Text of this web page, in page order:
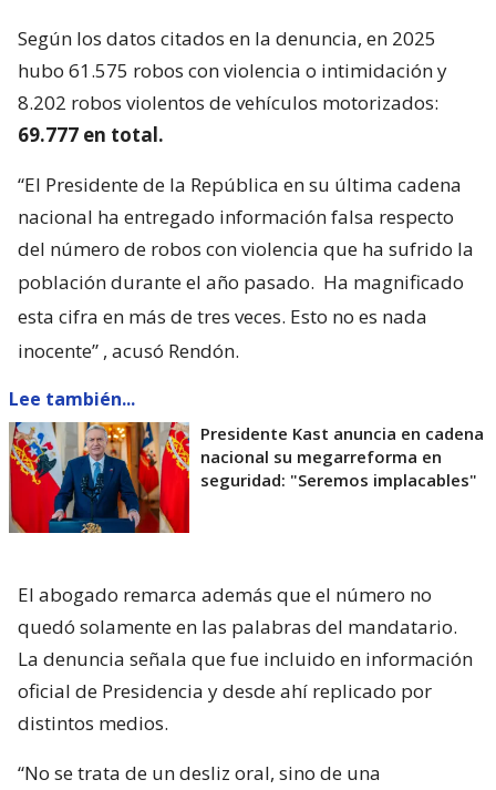
Según los datos citados en la denuncia, en 2025
hubo 61.575 robos con violencia o intimidación y
8.202 robos violentos de vehículos motorizados:
69.777 en total.
“El Presidente de la República en su última cadena
nacional ha entregado información falsa respecto
del número de robos con violencia que ha sufrido la
población durante el año pasado. Ha magnificado
esta cifra en más de tres veces. Esto no es nada
inocente” , acusó Rendón.
Lee también...
Presidente Kast anuncia en cadena
nacional su megarreforma en
seguridad: "Seremos implacables"
El abogado remarca además que el número no
quedó solamente en las palabras del mandatario.
La denuncia señala que fue incluido en información
oficial de Presidencia y desde ahí replicado por
distintos medios.
“No se trata de un desliz oral, sino de una